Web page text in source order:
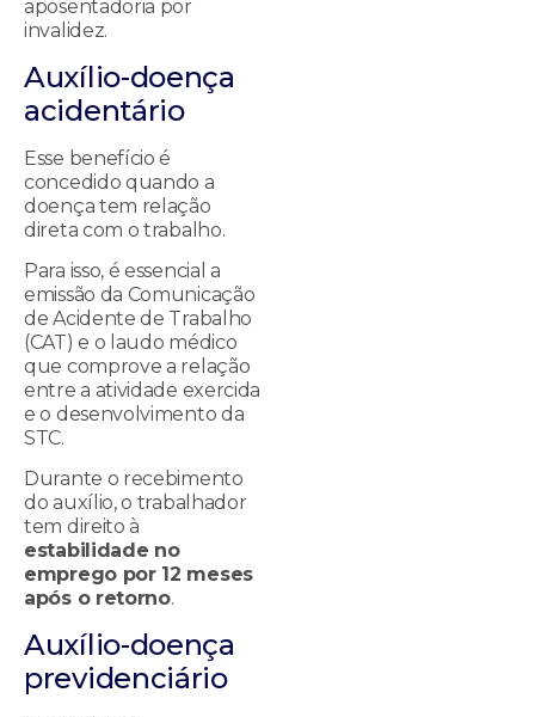
aposentadoria por
invalidez.
Auxílio-doença
acidentário
Esse benefício é
concedido quando a
doença tem relação
direta com o trabalho.
Para isso, é essencial a
emissão da Comunicação
de Acidente de Trabalho
(CAT) e o laudo médico
que comprove a relação
entre a atividade exercida
e o desenvolvimento da
STC.
Durante o recebimento
do auxílio, o trabalhador
tem direito à
estabilidade no
emprego por 12 meses
após o retorno.
Auxílio-doença
previdenciário